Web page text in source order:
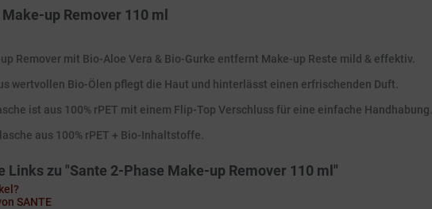
up Remover 110 ml
Remover mit Bio-Aloe Vera & Bio-Gurke entfernt Make-up Reste mild & effektiv.
wertvollen Bio-Ölen pflegt die Haut und hinterlässt einen erfrischenden Duft.
ist aus 100% rPET mit einem Flip-Top Verschluss für eine einfache Handhabung.
aus 100% rPET + Bio-Inhaltstoffe.
Links zu "Sante 2-Phase Make-up Remover 110 ml"
SANTE